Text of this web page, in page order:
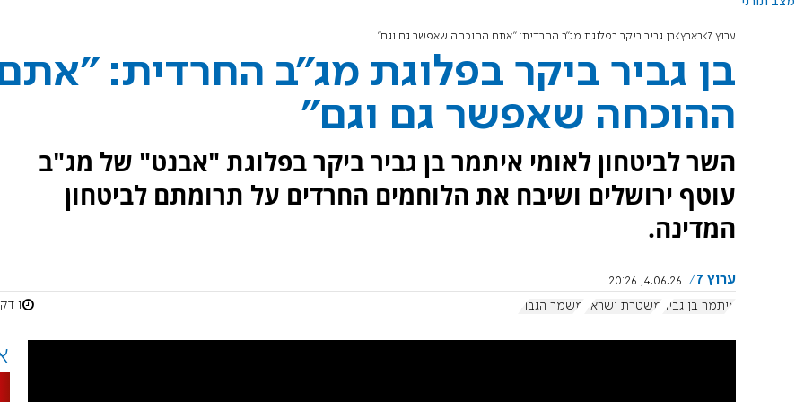
ערוץ 7 בארץ בן גביר ביקר בפלוגת מג"ב החרדית: "אתם ההוכחה שאפשר גם וגם"
בן גביר ביקר בפלוגת מג"ב החרדית:
ההוכחה שאפשר גם וגם"
השר לביטחון לאומי איתמר בן גביר ביקר בפלוגת "אבנט" של מג"ב
עוטף ירושלים ושיבח את הלוחמים החרדים על תרומתם לביטחון
המדינה.
ערוץ 7
4.06.26, 20:26
איתמר בן גביר משטרת ישראל משמר הגבול 1 דקות